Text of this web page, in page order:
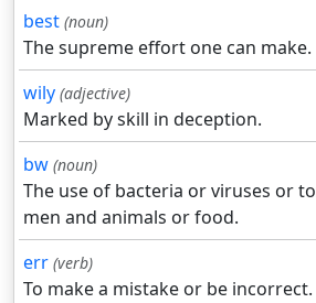
best (noun)
The supreme effort one can make.
wily (adjective)
Marked by skill in deception.
bw (noun)
The use of bacteria or viruses or
men and animals or food.
err (verb)
To make a mistake or be incorrect.